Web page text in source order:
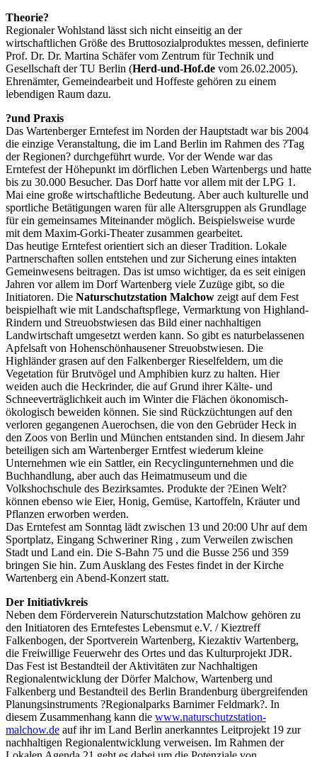
Theorie?
Regionaler Wohlstand lässt sich nicht einseitig an der
wirtschaftlichen Größe des Bruttosozialproduktes messen, definierte
Prof. Dr. Dr. Martina Schäfer vom Zentrum für Technik und
Gesellschaft der TU Berlin (Herd-und-Hof.de vom 26.02.2005).
Ehrenämter, Gemeindearbeit und Hoffeste gehören zu einem
lebendigen Raum dazu.
?und Praxis
Das Wartenberger Erntefest im Norden der Hauptstadt war bis 2004
die einzige Veranstaltung, die im Land Berlin im Rahmen des ?Tag
der Regionen? durchgeführt wurde. Vor der Wende war das
Erntefest der Höhepunkt im dörflichen Leben Wartenbergs und hatte
bis zu 30.000 Besucher. Das Dorf hatte vor allem mit der LPG 1.
Mai eine große wirtschaftliche Bedeutung. Aber auch kulturelle und
sportliche Betätigungen waren für alle Altersgruppen als Grundlage
für ein gemeinsames Miteinander möglich. Beispielsweise wurde
mit dem Maxim-Gorki-Theater zusammen gearbeitet.
Das heutige Erntefest orientiert sich an dieser Tradition. Lokale
Partnerschaften sollen entstehen und zur Sicherung eines intakten
Gemeinwesens beitragen. Das ist umso wichtiger, da es seit einigen
Jahren vor allem im Dorf Wartenberg viele Zuzüge gibt, so die
Initiatoren. Die Naturschutzstation Malchow zeigt auf dem Fest
beispielhaft wie mit Landschaftspflege, Vermarktung von Highland-
Rindern und Streuobstwiesen das Bild einer nachhaltigen
Landwirtschaft umgesetzt werden kann. So gibt es naturbelassenen
Apfelsaft von Hohenschönhausener Streuobstwiesen. Die
Highländer grasen auf den Falkenberger Rieselfeldern, um die
Vegetation für Brutvögel und Amphibien kurz zu halten. Hier
weiden auch die Heckrinder, die auf Grund ihrer Kälte- und
Schneeverträglichkeit auch im Winter die Flächen ökonomisch-
ökologisch beweiden können. Sie sind Rückzüchtungen auf den
verloren gegangenen Auerochsen, die von den Gebrüder Heck in
den Zoos von Berlin und München entstanden sind. In diesem Jahr
beteiligen sich am Wartenberger Erntfest wiederum kleine
Unternehmen wie ein Sattler, ein Recyclingunternehmen und die
Buchhandlung, aber auch das Heimatmuseum und die
Volkshochschule des Bezirksamtes. Produkte der ?Einen Welt?
können ebenso wie Eier, Honig, Gemüse, Kartoffeln, Kräuter und
Pflanzen erworben werden.
Das Erntefest am Sonntag lädt zwischen 13 und 20:00 Uhr auf dem
Sportplatz, Eingang Schweriner Ring , zum Verweilen zwischen
Stadt und Land ein. Die S-Bahn 75 und die Busse 256 und 359
bringen Sie hin. Zum Ausklang des Festes findet in der Kirche
Wartenberg ein Abend-Konzert statt.
Der Initiativkreis
Neben dem Förderverein Naturschutzstation Malchow gehören zu
den Initiatoren des Erntefestes Lebensmut e.V. / Kieztreff
Falkenbogen, der Sportverein Wartenberg, Kiezaktiv Wartenberg,
die Freiwillige Feuerwehr des Ortes und das Kulturprojekt JDR.
Das Fest ist Bestandteil der Aktivitäten zur Nachhaltigen
Regionalentwicklung der Dörfer Malchow, Wartenberg und
Falkenberg und Bestandteil des Berlin Brandenburg übergreifenden
Planungsinstruments ?Regionalparks Barnimer Feldmark?. In
diesem Zusammenhang kann die www.naturschutzstation-
malchow.de auf ihr im Land Berlin anerkanntes Leitprojekt 19 zur
nachhaltigen Regionalentwicklung verweisen. Im Rahmen der